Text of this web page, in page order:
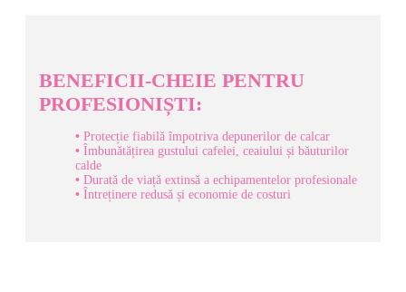
BENEFICII-CHEIE PENTRU
PROFESIONIȘTI:
• Protecție fiabilă împotriva depunerilor de calcar
• Îmbunătățirea gustului cafelei, ceaiului și băuturilor
calde
• Durată de viață extinsă a echipamentelor profesionale
• Întreținere redusă și economie de costuri